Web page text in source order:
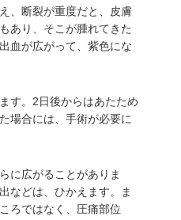
、断裂が重度だと、皮膚
あり、そこが腫れてきた
血が広がって、紫色にな
す。2日後からはあたため
場合には、手術が必要に
に広がることがありま
などは、ひかえます。ま
ろではなく、圧痛部位